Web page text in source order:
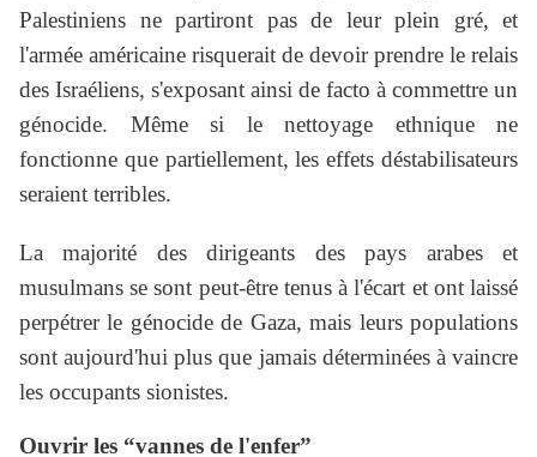
Palestiniens ne partiront pas de leur plein gré, et
l'armée américaine risquerait de devoir prendre le relais
des Israéliens, s'exposant ainsi de facto à commettre un
génocide. Même si le nettoyage ethnique ne
fonctionne que partiellement, les effets déstabilisateurs
seraient terribles.
La majorité des dirigeants des pays arabes et
musulmans se sont peut-être tenus à l'écart et ont laissé
perpétrer le génocide de Gaza, mais leurs populations
sont aujourd'hui plus que jamais déterminées à vaincre
les occupants sionistes.
Ouvrir les “vannes de l'enfer”